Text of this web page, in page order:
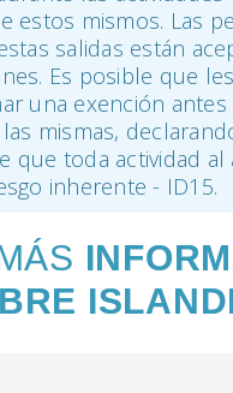
estos mismos. Las
salidas están
Es posible que
una exención antes
mismas,
que toda actividad al
inherente - ID15.